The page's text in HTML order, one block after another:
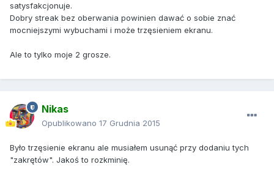
satysfakcjonuje.
Dobry streak bez oberwania powinien dawać o sobie znać
mocniejszymi wybuchami i może trzęsieniem ekranu.
Ale to tylko moje 2 grosze.
Nikas
Opublikowano 17 Grudnia 2015
Było trzęsienie ekranu ale musiałem usunąć przy dodaniu tych
"zakrętów". Jakoś to rozkminię.